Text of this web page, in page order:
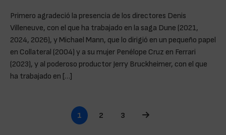
Primero agradeció la presencia de los directores Denis
Villeneuve, con el que ha trabajado en la saga Dune (2021,
2024, 2026), y Michael Mann, que lo dirigió en un pequeño papel
en Collateral (2004) y a su mujer Penélope Cruz en Ferrari
(2023), y al poderoso productor Jerry Bruckheimer, con el que
ha trabajado en […]
Current Page
1 Page
2 Page
3